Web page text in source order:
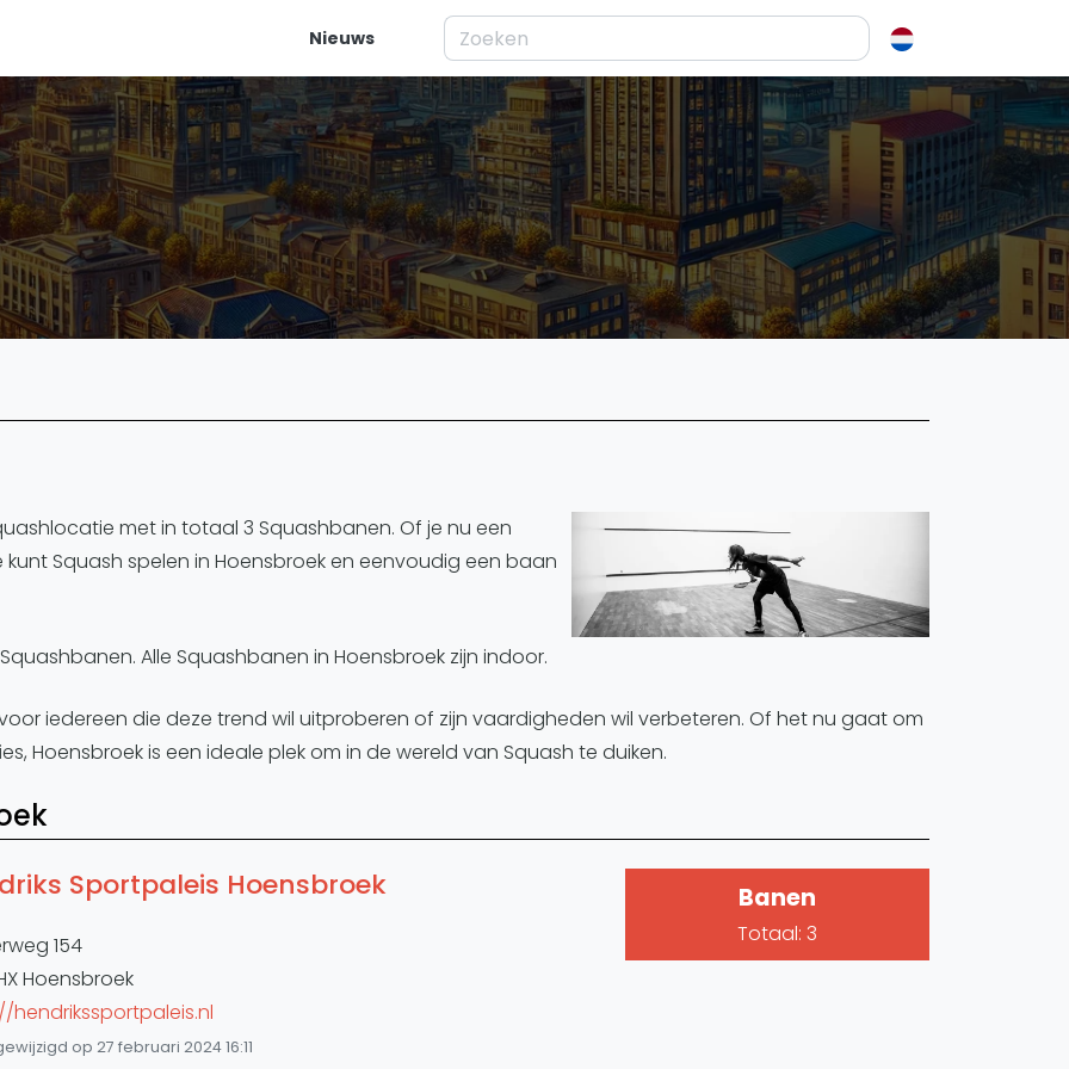
Squash
Squash Amsterdam
Squash Rotterdam
Squash Den Haag
Squash Utrecht
Squash Nijmegen
Squash Apeldoorn
Vragen over squash
Wat is Squash?
Waar moet je op letten als je een racket koopt
Waarom is squash zo leuk?
Artikelen
Basistechnieken in squash
Nieuws
met in totaal 3 Squashbanen. Of je nu een
Squash spelen in Hoensbroek en eenvoudig een baan
Alle Squashbanen in Hoensbroek zijn indoor.
iedereen die deze trend wil uitproberen of zijn vaardigheden wil verbeteren. Of het nu gaat om
Hoensbroek is een ideale plek om in de wereld van Squash te duiken.
Sportpaleis Hoensbroek
154
Hoensbroek
hendrikssportpaleis.nl
op 27 februari 2024 16:11
Banen
Totaal: 3